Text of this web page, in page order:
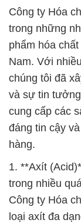
Công ty Hóa
trong những
phẩm hóa
Nam. Với
chúng tôi đã
và sự tin
cung cấp các
đáng tin cậy
hàng.
1. **Axít
trong nhiều
Công ty Hóa
loại axít đa